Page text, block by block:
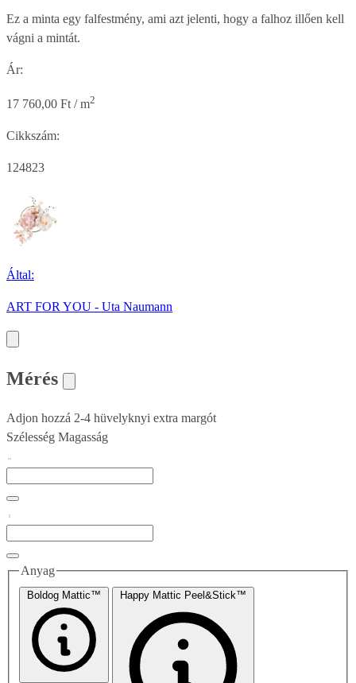
Ez a minta egy falfestmény, ami azt jelenti, hogy a falhoz illően kell
vágni a mintát.
Ár:
17 760,00 Ft / m2
Cikkszám:
124823
Által:
ART FOR YOU - Uta Naumann
Mérés
Adjon hozzá 2-4 hüvelyknyi extra margót
Szélesség Magasság
Anyag
Boldog Mattic™ Happy Mattic Peel&Stick™